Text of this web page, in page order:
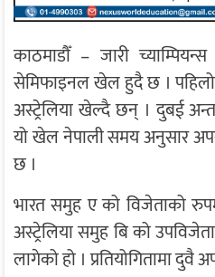
काठमाडौँ – जारी
सेमिफाइनल खेल हुदै छ ।
अस्ट्रेलिया खेल्दै छन् । दुबई
यो खेल नेपाली समय अनुसार
छ ।
भारत समुह ए को विजेताको
अस्ट्रेलिया समुह बि को
लागेको हो । प्रतियोगितामा दुवै